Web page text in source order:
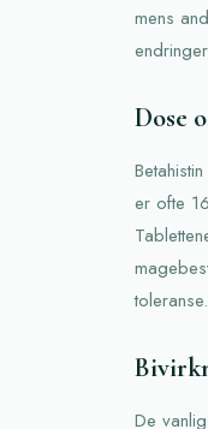
mens
Dose
er ofte
De